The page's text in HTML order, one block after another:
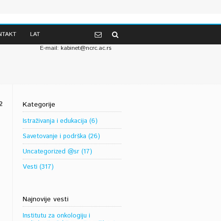
Telefon: 381 (0) 11 2067-147 od 07-14h
381 (0) 11 2685-174 od 14-19h
E-mail: kabinet@ncrc.ac.rs
LAT
Kategorije
Istraživanja i edukacija (6)
Savetovanje i podrška (26)
Uncategorized @sr (17)
Vesti (317)
Najnovije vesti
Institutu za onkologiju i